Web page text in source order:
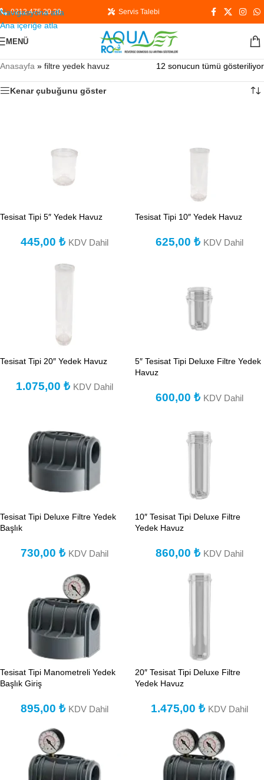
Navigasyona atla
Ana içeriğe atla
0212 475 20 20 Servis Talebi
MENÜ
Anasayfa » filtre yedek havuz 12 sonucun tümü gösteriliyor
Kenar çubuğunu göster
Tesisat Tipi 5″ Yedek Havuz
445,00 ₺ KDV Dahil
Tesisat Tipi 10″ Yedek Havuz
625,00 ₺ KDV Dahil
Tesisat Tipi 20″ Yedek Havuz
1.075,00 ₺ KDV Dahil
5″ Tesisat Tipi Deluxe Filtre Yedek
Havuz
600,00 ₺ KDV Dahil
Tesisat Tipi Deluxe Filtre Yedek
Başlık
730,00 ₺ KDV Dahil
10″ Tesisat Tipi Deluxe Filtre
Yedek Havuz
860,00 ₺ KDV Dahil
Tesisat Tipi Manometreli Yedek
Başlık Giriş
895,00 ₺ KDV Dahil
20″ Tesisat Tipi Deluxe Filtre
Yedek Havuz
1.475,00 ₺ KDV Dahil